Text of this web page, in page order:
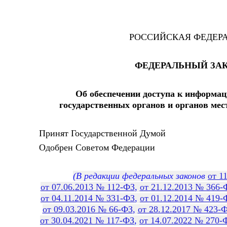
РОССИЙСКАЯ
ФЕДЕРАЛЬНЫЙ
Об обеспечении доступа к
государственных органов и органов
Принят Государственной Думой 21
Одобрен Советом Федерации 28
(В редакции федеральных законов от
от 07.06.2013 № 112-ФЗ, от 21.12.2013 № 366-
от 04.11.2014 № 331-ФЗ, от 01.12.2014 № 419-
от 09.03.2016 № 66-ФЗ, от 28.12.2017 № 423-
от 30.04.2021 № 117-ФЗ, от 14.07.2022 № 270-